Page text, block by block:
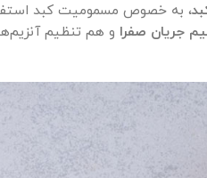
، به خصوص مسمومیت کبد
جریان صفرا و هم تنظیم